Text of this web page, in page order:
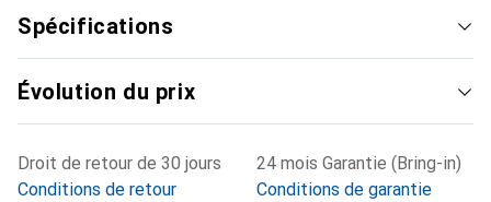
Spécifications
Évolution du prix
Droit de retour de 30 jours
Conditions de retour
24 mois Garantie (Bring-in)
Conditions de garantie